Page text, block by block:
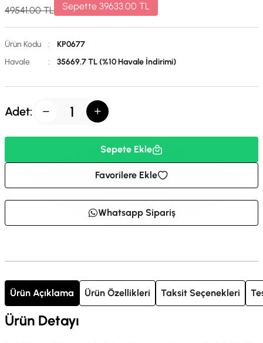
49541.00TL Sepette 39633.00 TL
Ürün Kodu :
KP0677
Havale
: 35669.7 TL (%10 Havale İndirimi)
Adet:
Sepete Ekle
Favorilere Ekle
Whatsapp Sipariş
Ürün Açıklama Ürün Özellikleri Taksit Seçenekleri
Ürün Detayı